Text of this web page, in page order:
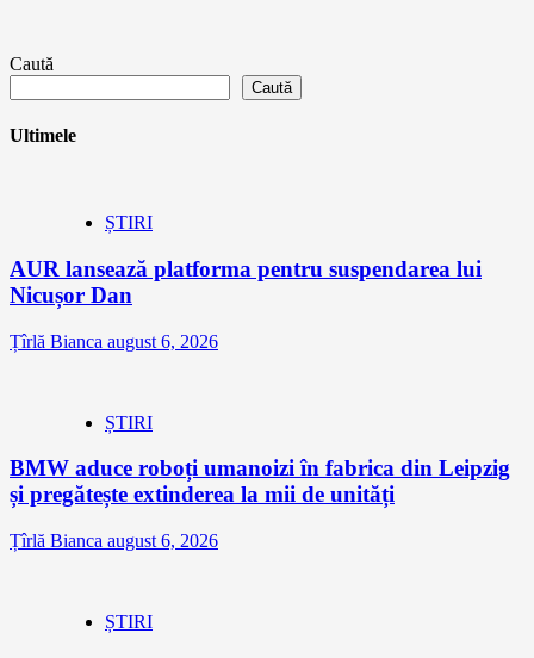
Caută
Caută
Ultimele
ȘTIRI
AUR lansează platforma pentru suspendarea lui
Nicușor Dan
Țîrlă Bianca august 6, 2026
ȘTIRI
BMW aduce roboți umanoizi în fabrica din Leipzig
și pregătește extinderea la mii de unități
Țîrlă Bianca august 6, 2026
ȘTIRI